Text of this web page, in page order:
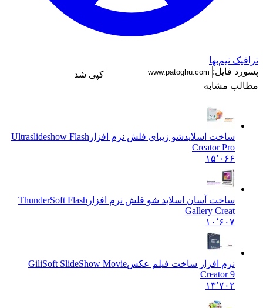
نیم‌بها
فایل:
کپی شد
مشابه
ساخت اسلایدشو زیبای فلش نرم افزارUltraslideshow Flash
Creator Pro
۱۵٬۰۶۶
ساخت آسان اسلاید شو فلش نرم افزارThunderSoft Flash
Gallery Creat
۱۰٬۶۰۷
نرم افزار ساخت فیلم عکس GiliSoft SlideShow Movie
Creator 9
۱۳٬۷۰۲